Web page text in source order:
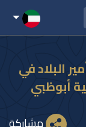
البلاد في
أبوظبي